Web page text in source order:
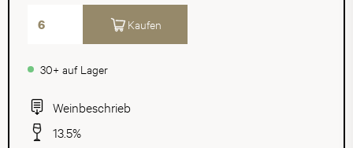
Weinbeschrieb
13.5%
30+ auf Lager
Kaufen